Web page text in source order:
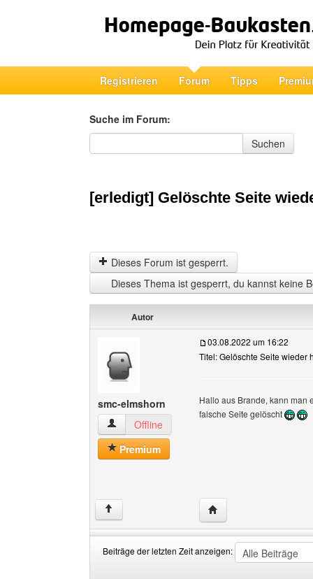
Registrieren Forum Tipps
Suche im Forum:
Suche im Forum
Suchen
[erledigt] Gelöschte Seite
Dieses Forum ist gesperrt.
Dieses Thema ist gesperrt, du kannst keine
Autor
smc-elmshorn
smc-elmshorn Benutzer-Profile anzeigen
Offline
Premium
03.08.2022 um 16:22
Titel: Gelöschte Seite wieder
Hallo aus Brande, kann man
falsche Seite gelöscht
↑ Website dieses
Beiträge der letzten Zeit anzeigen: